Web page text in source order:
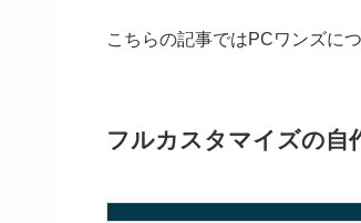
こちらの記事ではPCワンズに
フルカスタマイズの自